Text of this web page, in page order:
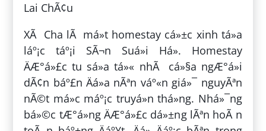
Lai ChÃ¢u
XÃ Cha lÃ má»t homestay cá»±c xinh tá»a
láº¡c táº¡i SÃ¬n Suá»i Há». Homestay
ÄÆ°á»£c tu sá»­a tá»« nhÃ cá»§a ngÆ°á»i
dÃ¢n báº£n Äá»a nÃªn váº«n giá»¯ nguyÃªn
nÃ©t má»c máº¡c truyá»n thá»ng. Nhá»¯ng
bá»©c tÆ°á»ng ÄÆ°á»£c dá»±ng lÃªn hoÃ n